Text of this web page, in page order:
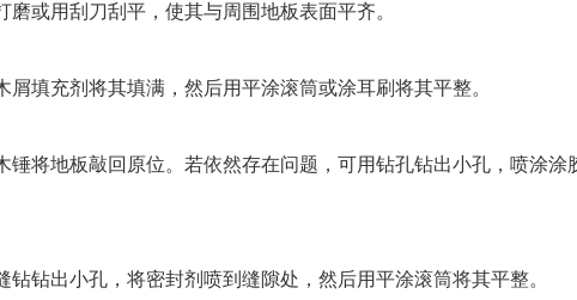
或用刮刀刮平，使其与周围地板表面平齐。
填充剂将其填满，然后用平涂滚筒或涂耳刷将其平整。
将地板敲回原位。若依然存在问题，可用钻孔钻出小孔，喷涂涂
钻出小孔，将密封剂喷到缝隙处，然后用平涂滚筒将其平整。